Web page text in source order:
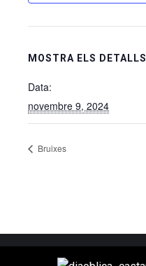
MOSTRA ELS DETALLS
Data:
novembre 9, 2024
Bruixes